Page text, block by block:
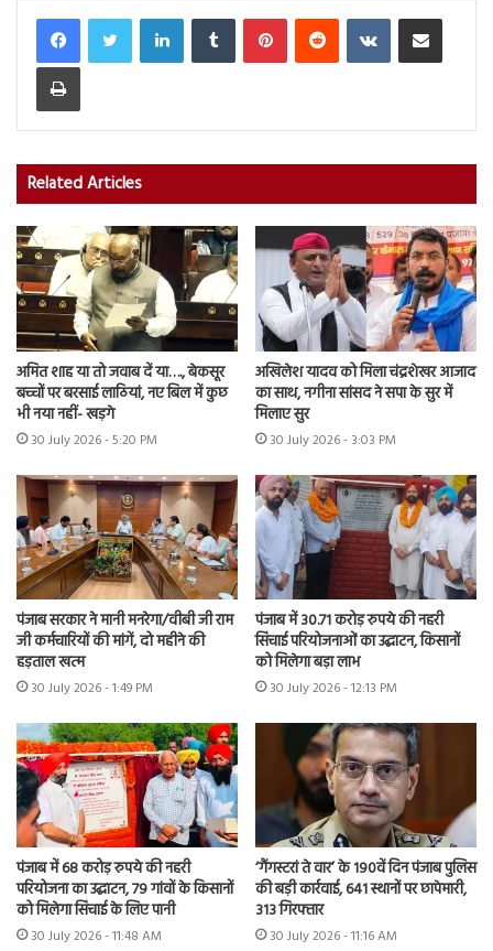
LinkedInTumblr PinterestReddit VKontakteShare via Email
Print
Related Articles
अमित शाह या तो जवाब दें या…., बेकसूर
बच्चों पर बरसाई लाठियां, नए बिल में कुछ
भी नया नहीं- खड़गे
30 July 2026 - 5:20 PM
अखिलेश यादव को मिला चंद्रशेखर आजाद
का साथ, नगीना सांसद ने सपा के सुर में
मिलाए सुर
30 July 2026 - 3:03 PM
पंजाब सरकार ने मानी मनरेगा/वीबी जी राम
जी कर्मचारियों की मांगें, दो महीने की
हड़ताल खत्म
30 July 2026 - 1:49 PM
पंजाब में 30.71 करोड़ रुपये की नहरी
सिंचाई परियोजनाओं का उद्घाटन, किसानों
को मिलेगा बड़ा लाभ
30 July 2026 - 12:13 PM
पंजाब में 68 करोड़ रुपये की नहरी
परियोजना का उद्घाटन, 79 गांवों के किसानों
को मिलेगा सिंचाई के लिए पानी
30 July 2026 - 11:48 AM
‘गैंगस्टरां ते वार’ के 190वें दिन पंजाब पुलिस
की बड़ी कार्रवाई, 641 स्थानों पर छापेमारी,
313 गिरफ्तार
30 July 2026 - 11:16 AM